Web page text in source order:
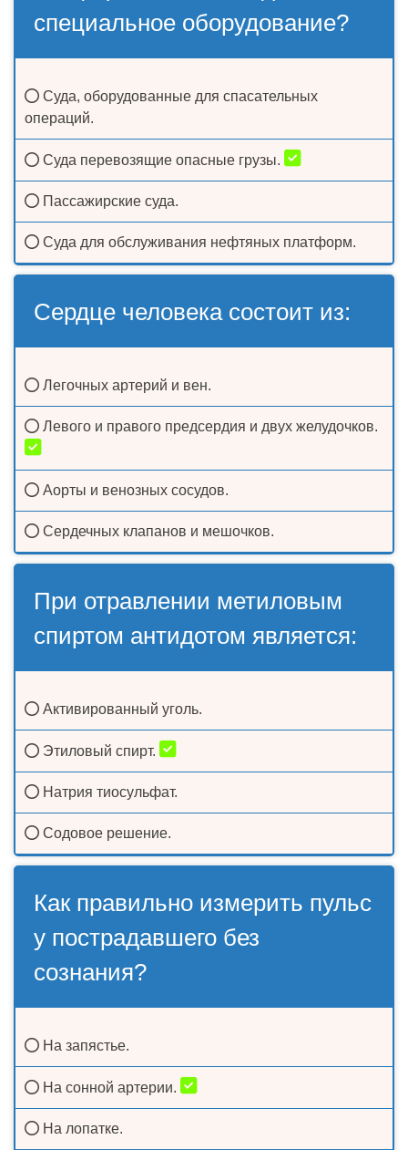
специальное оборудование?
Суда, оборудованные для спасательных
операций.
Суда перевозящие опасные грузы.
Пассажирские суда.
Суда для обслуживания нефтяных платформ.
Сердце человека состоит из:
Легочных артерий и вен.
Левого и правого предсердия и двух желудочков.
Аорты и венозных сосудов.
Сердечных клапанов и мешочков.
При отравлении метиловым
спиртом антидотом является:
Активированный уголь.
Этиловый спирт.
Натрия тиосульфат.
Содовое решение.
Как правильно измерить пульс
у пострадавшего без
сознания?
На запястье.
На сонной артерии.
На лопатке.